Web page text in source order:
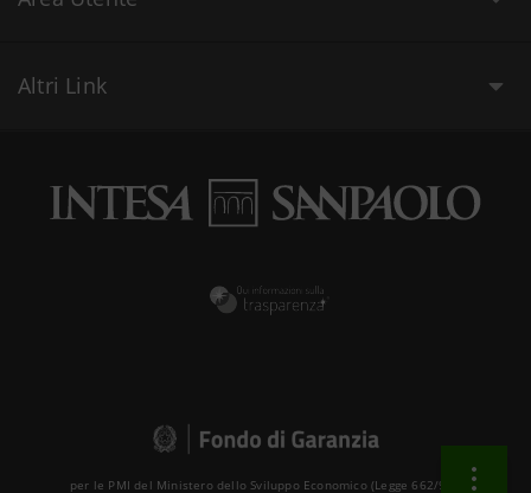
Altri Link
per le PMI del Ministero dello Sviluppo Economico (Legge 662/96 )